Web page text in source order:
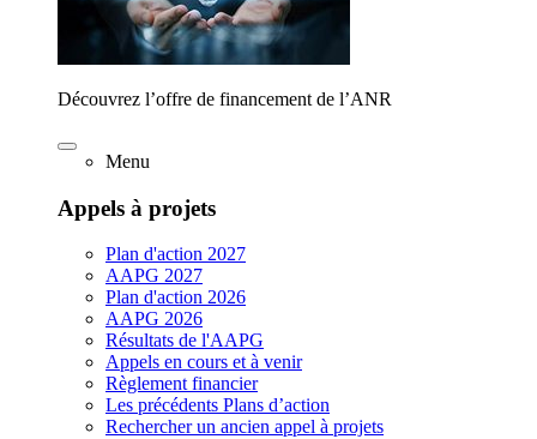
Découvrez l’offre de financement de l’ANR
Menu
Appels à projets
Plan d'action 2027
AAPG 2027
Plan d'action 2026
AAPG 2026
Résultats de l'AAPG
Appels en cours et à venir
Règlement financier
Les précédents Plans d’action
Rechercher un ancien appel à projets